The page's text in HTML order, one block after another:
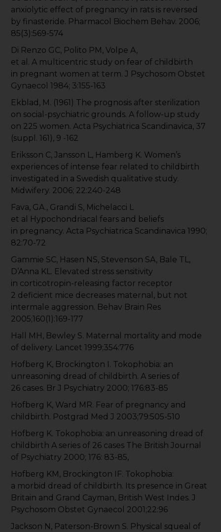
anxiolytic effect of pregnancy in rats is reversed
by finasteride. Pharmacol Biochem Behav. 2006;
85(3):569-574
Di Renzo GC, Polito PM, Volpe A,
et al. A multicentric study on fear of childbirth
in pregnant women at term. J Psychosom Obstet
Gynaecol 1984; 3:155-163
Ekblad, M. (1961) The prognosis after sterilization
on social-psychiatric grounds. A follow-up study
on 225 women. Acta Psychiatrica Scandinavica, 37
(suppl. 161), 9 -162
Eriksson C, Jansson L, Hamberg K. Women’s
experiences of intense fear related to childbirth
investigated in a Swedish qualitative study.
Midwifery. 2006; 22:240-248
Fava, GA., Grandi S, Michelacci L
et al Hypochondriacal fears and beliefs
in pregnancy. Acta Psychiatrica Scandinavica 1990;
82:70-72
Gammie SC, Hasen NS, Stevenson SA, Bale TL,
D’Anna KL. Elevated stress sensitivity
in corticotropin-releasing factor receptor
2 deficient mice decreases maternal, but not
intermale aggression. Behav Brain Res
2005;160(1):169-177
Hall MH, Bewley S. Maternal mortality and mode
of delivery. Lancet 1999;354:776
Hofberg K, Brockington I. Tokophobia: an
unreasoning dread of childbirth. A series of
26 cases. Br J Psychiatry 2000; 176:83-85
Hofberg K, Ward MR. Fear of pregnancy and
childbirth. Postgrad Med J 2003;79:505-510
Hofberg K. Tokophobia: an unreasoning dread of
childbirth A series of 26 cases The British Journal
of Psychiatry 2000; 176: 83-85,
Hofberg KM, Brockington IF. Tokophobia:
a morbid dread of childbirth. Its presence in Great
Britain and Grand Cayman, British West Indes. J
Psychosom Obstet Gynaecol 2001;22:96
Jackson N, Paterson-Brown S. Physical squeal of